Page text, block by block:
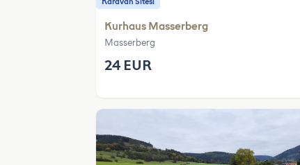
Kurhaus Masserberg
Masserberg
24 EUR